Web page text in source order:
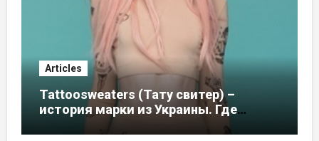
Articles
Tattoosweaters (Тату свитер) –
история марки из Украины. Где
купить в России, адреса магазинов